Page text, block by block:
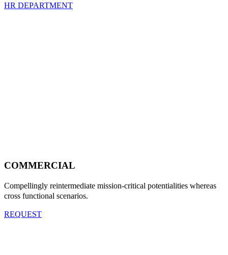
HR DEPARTMENT
COMMERCIAL
Compellingly reintermediate mission-critical potentialities whereas
cross functional scenarios.
REQUEST